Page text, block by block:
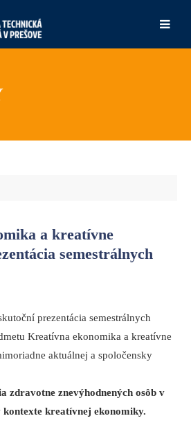
a kreatívne
semestrálnych
prezentácia semestrálnych
Kreatívna ekonomika a kreatívne
aktuálnej a spoločensky
zdravotne znevýhodnených osôb v
kreatívnej ekonomiky.